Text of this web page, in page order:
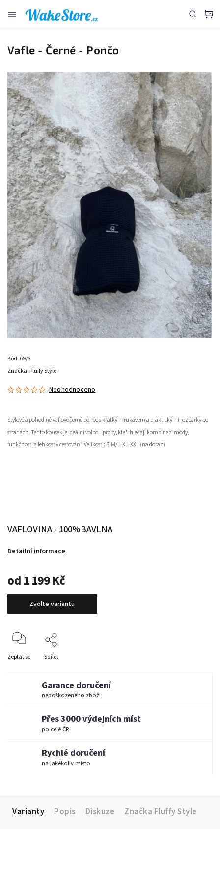
Vafle - Černé - Pončo
Kód: 69/S
Neohodnoceno
Stylové a pohodlnévaflové černé pončos krátkým rukávema praktickými rozparky po
stranách. Tento kousek je ideální volbou pro ty, kteří hledají kombinaci módy,
funkčnosti a lehkost v cestování.Velikosti: S, M/L, XL, XXL (na dotaz)
VAFLOVINA - 100%BAVLNA
Detailní informace
Značka: Fluffy Style
od1 199 Kč
Zvolte variantu
Zeptat se Sdílet
Garance doručení
nepoškozeného zboží
Přes 3000 výdejních míst
po celé ČR
Rychlé doručení
na jakékoliv místo
Varianty Popis Diskuze Značka Fluffy Style
www.wakestore.cz - Chat